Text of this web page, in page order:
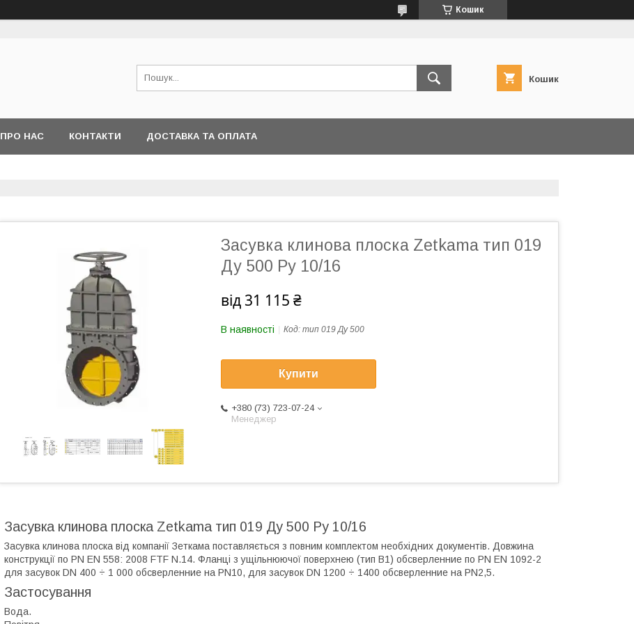
Кошик
Кошик
ПРО НАС КОНТАКТИ ДОСТАВКА ТА ОПЛАТА
Засувка клинова плоска Zetkama тип 019
Ду 500 Ру 10/16
від 31 115 ₴
В наявності Код: тип 019 Ду 500
Купити
+380 (73) 723-07-24
Менеджер
Засувка клинова плоска Zetkama тип 019 Ду 500 Ру 10/16
Засувка клинова плоска від компанії Зеткама поставляється з повним комплектом необхідних документів. Довжина
конструкції по PN EN 558: 2008 FTF N.14. Фланці з ущільнюючої поверхнею (тип B1) обсверленние по PN EN 1092-2
для засувок DN 400 ÷ 1 000 обсверленние на PN10, для засувок DN 1200 ÷ 1400 обсверленние на PN2,5.
Застосування
Вода.